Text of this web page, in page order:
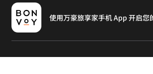
使用万豪旅享家手机 App 开启您